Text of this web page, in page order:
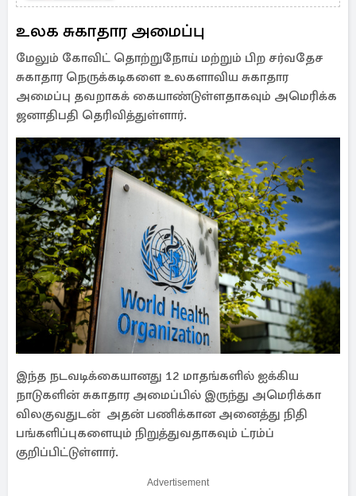
உலக சுகாதார அமைப்பு
மேலும் கோவிட் தொற்றுநோய் மற்றும் பிற சர்வதேச
சுகாதார நெருக்கடிகளை உலகளாவிய சுகாதார
அமைப்பு தவறாகக் கையாண்டுள்ளதாகவும் அமெரிக்க
ஜனாதிபதி தெரிவித்துள்ளார்.
இந்த நடவடிக்கையானது 12 மாதங்களில் ஐக்கிய
நாடுகளின் சுகாதார அமைப்பில் இருந்து அமெரிக்கா
விலகுவதுடன் அதன் பணிக்கான அனைத்து நிதி
பங்களிப்புகளையும் நிறுத்துவதாகவும் ட்ரம்ப்
குறிப்பிட்டுள்ளார்.
Advertisement